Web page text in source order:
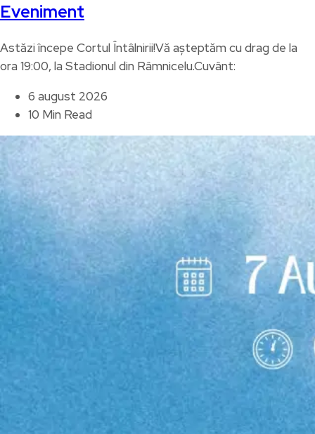
Eveniment
Astăzi începe Cortul Întâlnirii!Vă așteptăm cu drag de la
ora 19:00, la Stadionul din Râmnicelu.Cuvânt:
6 august 2026
10 Min Read